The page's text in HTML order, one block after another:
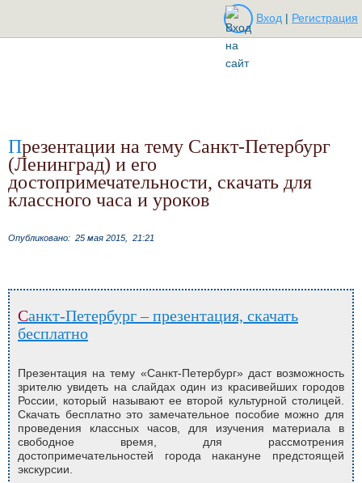
Вход | Регистрация
Презентации на тему Санкт-Петербург
(Ленинград) и его
достопримечательности, скачать для
классного часа и уроков
Опубликовано: 25 мая 2015, 21:21
Санкт-Петербург – презентация, скачать
бесплатно
Презентация на тему «Санкт-Петербург» даст возможность
зрителю увидеть на слайдах один из красивейших городов
России, который называют ее второй культурной столицей.
Скачать бесплатно это замечательное пособие можно для
проведения классных часов, для изучения материала в
свободное время, для рассмотрения
достопримечательностей города накануне предстоящей
экскурсии.